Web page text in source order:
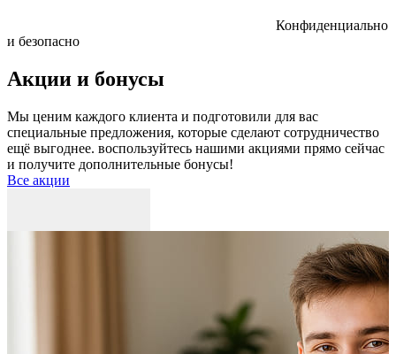
Конфиденциально
и безопасно
Акции и бонусы
Мы ценим каждого клиента и подготовили для вас
специальные предложения, которые сделают сотрудничество
ещё выгоднее. воспользуйтесь нашими акциями прямо сейчас
и получите дополнительные бонусы!
Все акции